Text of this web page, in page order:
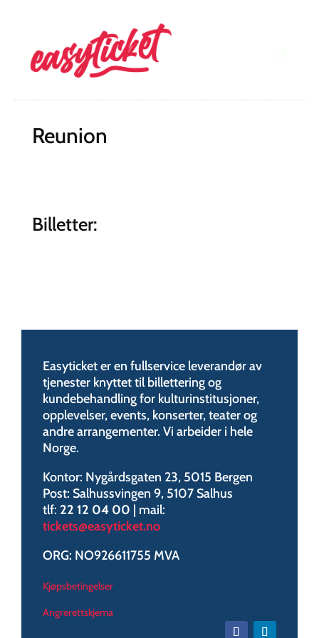
Reunion
Billetter:
Easyticket er en fullservice leverandør av
tjenester knyttet til billettering og
kundebehandling for kulturinstitusjoner,
opplevelser, events, konserter, teater og
andre arrangementer. Vi arbeider i hele
Norge.
Kontor: Nygårdsgaten 23, 5015 Bergen
Post: Salhussvingen 9, 5107 Salhus
tlf: 22 12 04 00 | mail:
tickets@easyticket.no
ORG: NO926611755 MVA
Kjøpsbetingelser
Angrerettskjema